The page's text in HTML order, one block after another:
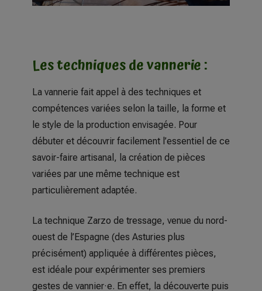
Les techniques de vannerie :
La vannerie fait appel à des techniques et
compétences variées selon la taille, la forme et
le style de la production envisagée. Pour
débuter et découvrir facilement l’essentiel de ce
savoir-faire artisanal, la création de pièces
variées par une même technique est
particulièrement adaptée.
La technique Zarzo de tressage, venue du nord-
ouest de l’Espagne (des Asturies plus
précisément) appliquée à différentes pièces,
est idéale pour expérimenter ses premiers
gestes de vannier·e. En effet, la découverte puis